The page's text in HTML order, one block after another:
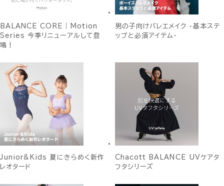
BALANCE CORE｜Motion
Series 今季リニューアルして登
場！
男の子向けバレエメイク -基本ステ
ップと必須アイテム-
Junior&Kids 夏にきらめく新作
レオタード
Chacott BALANCE UVケアタ
フタシリーズ